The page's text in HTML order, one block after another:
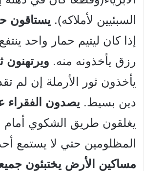
السبئيين لأملاكه). يستاقون
إذا كان ليتيم حمار واحد
رزق يأخذونه منه. ويرتهنون
يأخذون ثور الأرملة إن لم
دين بسيط. يصدون الفقراء
يغلقون طريق الشكوي أمام
المظلومين حتي لا يستمع
مساكين الأرض يختبئون